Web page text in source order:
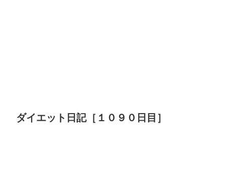
ダイエット日記［１０９０日目］